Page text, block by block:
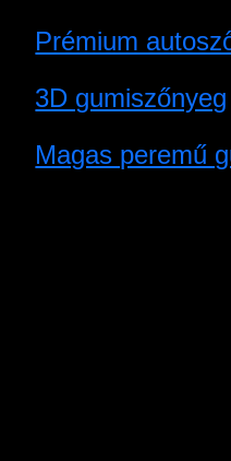
Prémium
3D gumiszőnyeg
Magas peremű